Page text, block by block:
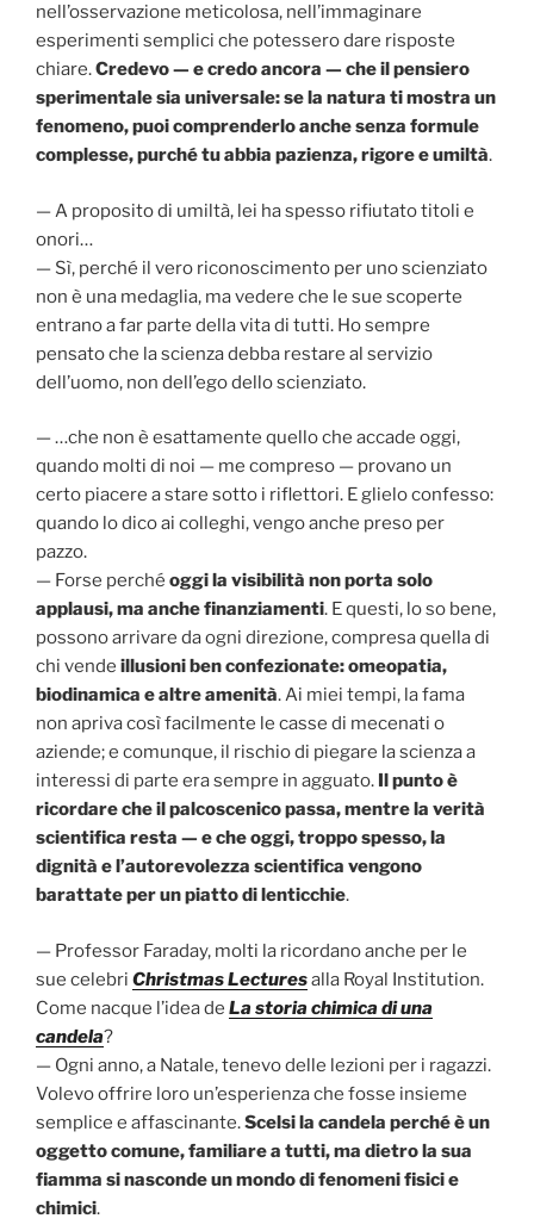
nell’osservazione meticolosa, nell’immaginare
esperimenti semplici che potessero dare risposte
chiare.Credevo — e credo ancora — che il pensiero
sperimentale sia universale: se la natura ti mostra un
fenomeno, puoi comprenderlo anche senza formule
complesse, purché tu abbia pazienza, rigore e umiltà.
— A proposito di umiltà, lei ha spesso rifiutato titoli e
onori…
— Sì, perché il vero riconoscimento per uno scienziato
non è una medaglia, ma vedere che le sue scoperte
entrano a far parte della vita di tutti. Ho sempre
pensato che la scienza debba restare al servizio
dell’uomo, non dell’ego dello scienziato.
— …che non è esattamente quello che accade oggi,
quando molti di noi — me compreso — provano un
certo piacere a stare sotto i riflettori. E glielo confesso:
quando lo dico ai colleghi, vengo anche preso per
pazzo.
— Forse perché oggi la visibilità non porta solo
applausi, ma anche finanziamenti. E questi, lo so bene,
possono arrivare da ogni direzione, compresa quella di
chi vende illusioni ben confezionate: omeopatia,
biodinamica e altre amenità. Ai miei tempi, la fama
non apriva così facilmente le casse di mecenati o
aziende; e comunque, il rischio di piegare la scienza a
interessi di parte era sempre in agguato. Il punto è
ricordare che il palcoscenico passa, mentre la verità
scientifica resta — e che oggi, troppo spesso, la
dignità e l’autorevolezza scientifica vengono
barattate per un piatto di lenticchie.
— Professor Faraday, molti la ricordano anche per le
sue celebri Christmas Lecturesalla Royal Institution.
Come nacque l’idea de La storia chimica di una
candela?
— Ogni anno, a Natale, tenevo delle lezioni per i ragazzi.
Volevo offrire loro un’esperienza che fosse insieme
semplice e affascinante.Scelsi la candela perché è un
oggetto comune, familiare a tutti, ma dietro la sua
fiamma si nasconde un mondo di fenomeni fisici e
chimici.